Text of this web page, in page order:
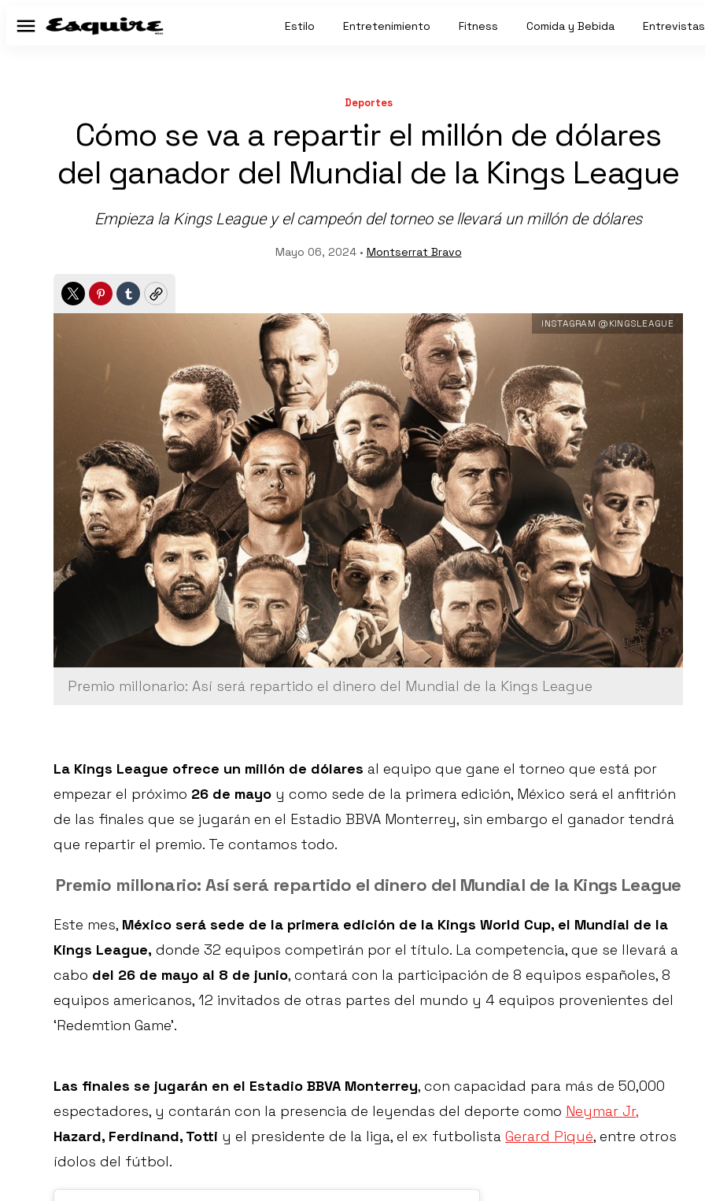
Menú Estilo Entretenimiento Fitness Comida y Bebida Entrevistas
Deportes
Cómo se va a repartir el millón de dólares
del ganador del Mundial de la Kings League
Empieza la Kings League y el campeón del torneo se llevará un millón de dólares
Mayo 06, 2024 • Montserrat Bravo
TwitterPinterest
TumblrCopy
Premio millonario: Así será repartido el dinero del Mundial de la Kings League
INSTAGRAM @KINGSLEAGUE
La Kings League ofrece un millón de dólares al equipo que gane el torneo que está por
empezar el próximo 26 de mayo y como sede de la primera edición, México será el anfitrión
de las finales que se jugarán en el Estadio BBVA Monterrey, sin embargo el ganador tendrá
que repartir el premio. Te contamos todo.
Premio millonario: Así será repartido el dinero del Mundial de la Kings League
Este mes, México será sede de la primera edición de la Kings World Cup, el Mundial de la
Kings League, donde 32 equipos competirán por el título. La competencia, que se llevará a
cabo del 26 de mayo al 8 de junio, contará con la participación de 8 equipos españoles, 8
equipos americanos, 12 invitados de otras partes del mundo y 4 equipos provenientes del
‘Redemtion Game’.
Las finales se jugarán en el Estadio BBVA Monterrey, con capacidad para más de 50,000
espectadores, y contarán con la presencia de leyendas del deporte como Neymar Jr,
Hazard, Ferdinand, Totti y el presidente de la liga, el ex futbolista Gerard Piqué, entre otros
ídolos del fútbol.